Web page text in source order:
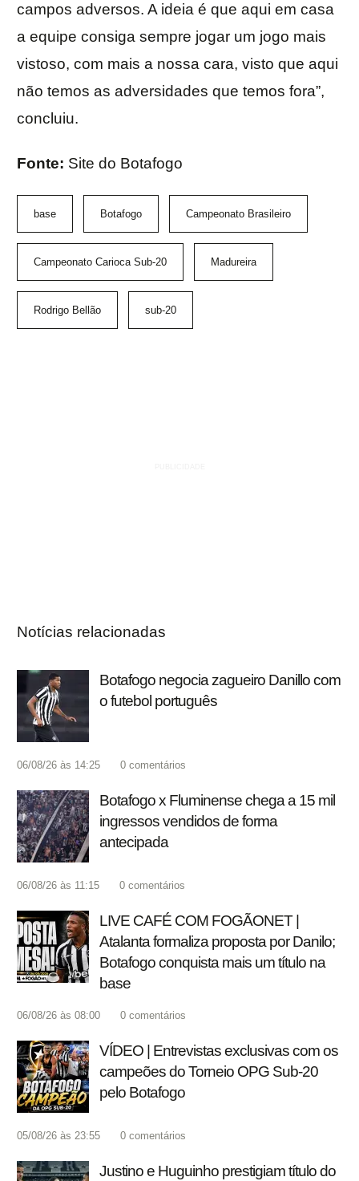
campos adversos. A ideia é que aqui em casa
a equipe consiga sempre jogar um jogo mais
vistoso, com mais a nossa cara, visto que aqui
não temos as adversidades que temos fora”,
concluiu.
Fonte: Site do Botafogo
base Botafogo Campeonato Brasileiro
Campeonato Carioca Sub-20 Madureira
Rodrigo Bellão sub-20
Notícias relacionadas
Botafogo negocia zagueiro Danillo com
o futebol português
06/08/26 às 14:25 0 comentários
Botafogo x Fluminense chega a 15 mil
ingressos vendidos de forma
antecipada
06/08/26 às 11:15 0 comentários
LIVE CAFÉ COM FOGÃONET |
Atalanta formaliza proposta por Danilo;
Botafogo conquista mais um título na
base
06/08/26 às 08:00 0 comentários
VÍDEO | Entrevistas exclusivas com os
campeões do Torneio OPG Sub-20
pelo Botafogo
05/08/26 às 23:55 0 comentários
Justino e Huguinho prestigiam título do